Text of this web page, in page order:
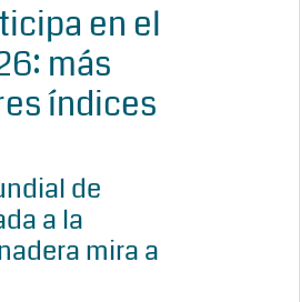
en el
más
índices
de
a la
mira a